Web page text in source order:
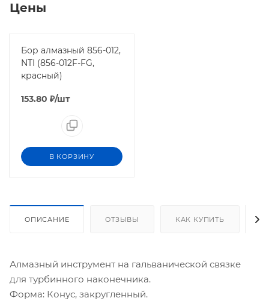
Цены
Бор алмазный 856-012,
NTI (856-012F-FG,
красный)
153.80 ₽/шт
В КОРЗИНУ
ОПИСАНИЕ ОТЗЫВЫ КАК КУПИТЬ
Алмазный инструмент на гальванической связке
для турбинного наконечника.
Форма: Конус, закругленный.